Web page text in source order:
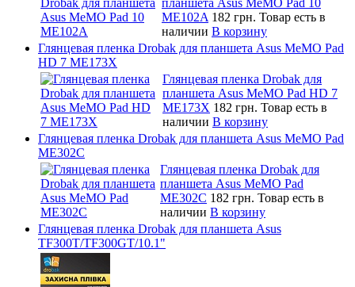
ME102A 182 грн. Товар есть в
наличии В корзину
Глянцевая пленка Drobak для планшета Asus MeMO Pad
HD 7 ME173X
Глянцевая пленка Drobak для
планшета Asus MeMO Pad HD 7
ME173X 182 грн. Товар есть в
наличии В корзину
Глянцевая пленка Drobak для планшета Asus MeMO Pad
ME302C
Глянцевая пленка Drobak для
планшета Asus MeMO Pad
ME302C 182 грн. Товар есть в
наличии В корзину
Глянцевая пленка Drobak для планшета Asus
TF300T/TF300GT/10.1"